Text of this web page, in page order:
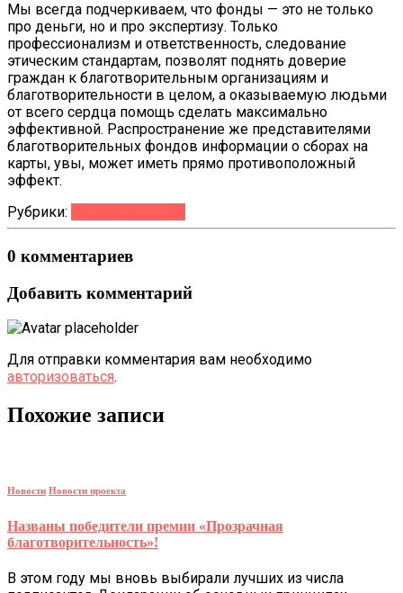
Мы всегда подчеркиваем, что фонды — это не только
про деньги, но и про экспертизу. Только
профессионализм и ответственность, следование
этическим стандартам, позволят поднять доверие
граждан к благотворительным организациям и
благотворительности в целом, а оказываемую людьми
от всего сердца помощь сделать максимально
эффективной. Распространение же представителями
благотворительных фондов информации о сборах на
карты, увы, может иметь прямо противоположный
эффект.
Рубрики:
0 комментариев
Добавить комментарий
Для отправки комментария вам необходимо
авторизоваться.
Похожие записи
Новости Новости проекта
Названы победители премии «Прозрачная
благотворительность»!
В этом году мы вновь выбирали лучших из числа